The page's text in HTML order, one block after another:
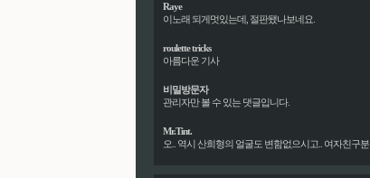
Raye
이노래 되게멋있는데, 절판됐나보네요.
roulette tricks
아름다운 기사
비밀방문자
관리자만 볼 수 있는 댓글입니다.
Mr.Tint.
오.. 역시 산희형의 얼굴도 변함없으시고.. 여자친구분...